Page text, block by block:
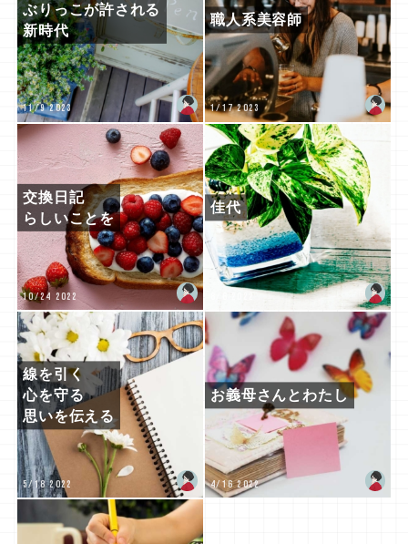
ぶりっこが許される
新時代
11/9 2023
職人系美容師
1/17 2023
交換日記
らしいことを
10/24 2022
佳代
線を引く
心を守る
思いを伝える
5/18 2022
お義母さんとわたし
4/16 2022